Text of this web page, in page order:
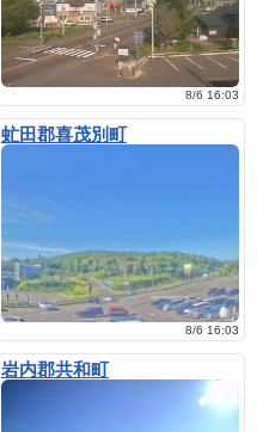
8/6 16:03
虻田郡喜茂別町
8/6 16:03
岩内郡共和町